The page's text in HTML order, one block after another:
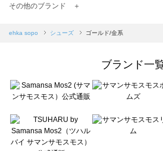
TSUHARU by Samansa Mos2（ツハルバイサマンサ
Samansa Mos2 blue（サマンサモスモス ブルー）の
sō4ū（ソウフォーユー）のシューズ一覧
Te chichi（テチチ）のシューズ一覧
Te chichi CLASSIC（テチチ クラシック）のシューズ
Lugnoncure（ルノンキュール）のシューズ一覧
BETTY'S BLUE（べティーズブルー）のシューズ一覧
Wpc.（ワールドパーティー）のシューズ一覧
その他のブランド ＋
ehka sopo シューズ ゴールド/金系
ブランド一